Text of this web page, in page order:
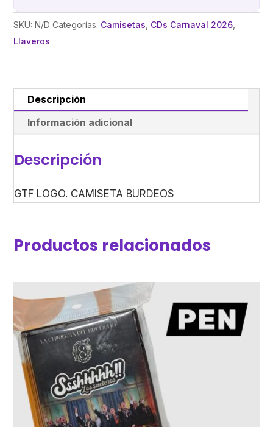
SKU:N/D Categorías: Camisetas CDs Carnaval 2026
Llaveros
Descripción
Información adicional
Descripción
GTF LOGO. CAMISETA BURDEOS
Productos relacionados